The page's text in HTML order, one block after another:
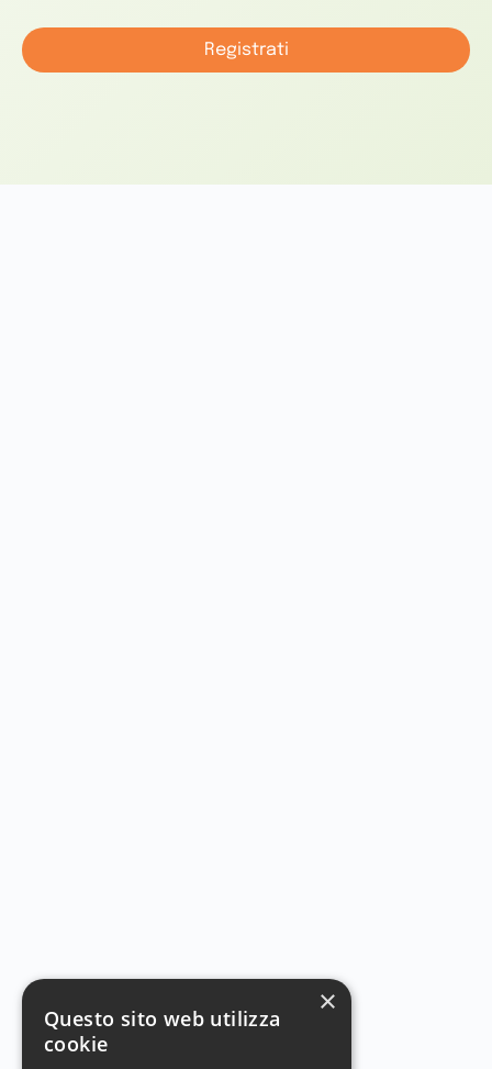
Registrati
×
Questo sito web utilizza
cookie